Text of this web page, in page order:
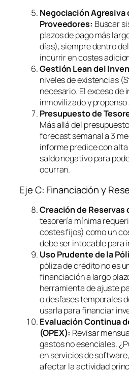
Negociación Agresiva
Proveedores: Buscar
plazos de pago más
días), siempre dentro
incurrir en costes
Gestión Lean del
niveles de existencias
necesario. El exceso de
inmovilizado y
Presupuesto de
Más allá del
forecastsemanal a 3
informe predice con
saldo negativo para
ocurran.
Eje C: Financiación y
Creación de Reservas
tesorería mínima
costes fijos) como un
debe ser intocable para
Uso Prudente de la
póliza de crédito no es
financiación a largo
herramienta de ajuste
o desfases temporales
usarla para financiar
Evaluación Continua
(OPEX): Revisar
gastos no esenciales.
en servicios desoftware
afectar la actividad